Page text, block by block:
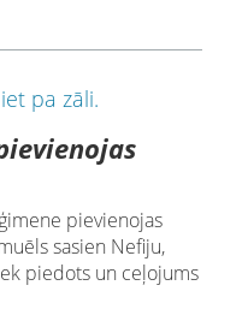
pievienojas
sasien Nefiju,
piedots un ceļojums